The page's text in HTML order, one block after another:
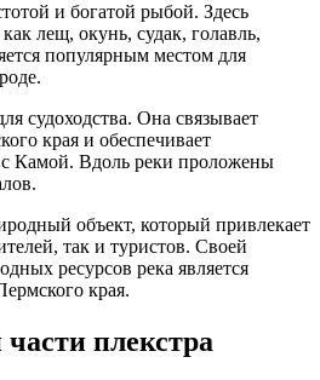
и богатой рыбой. Здесь
лещ, окунь, судак, голавль,
популярным местом для
судоходства. Она связывает
края и обеспечивает
Камой. Вдоль реки проложены
объект, который привлекает
так и туристов. Своей
ресурсов река является
края.
плекстра